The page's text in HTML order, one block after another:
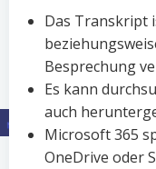
Das Transkript
Besprechung
Es kann
auch
Microsoft 365
OneDrive oder